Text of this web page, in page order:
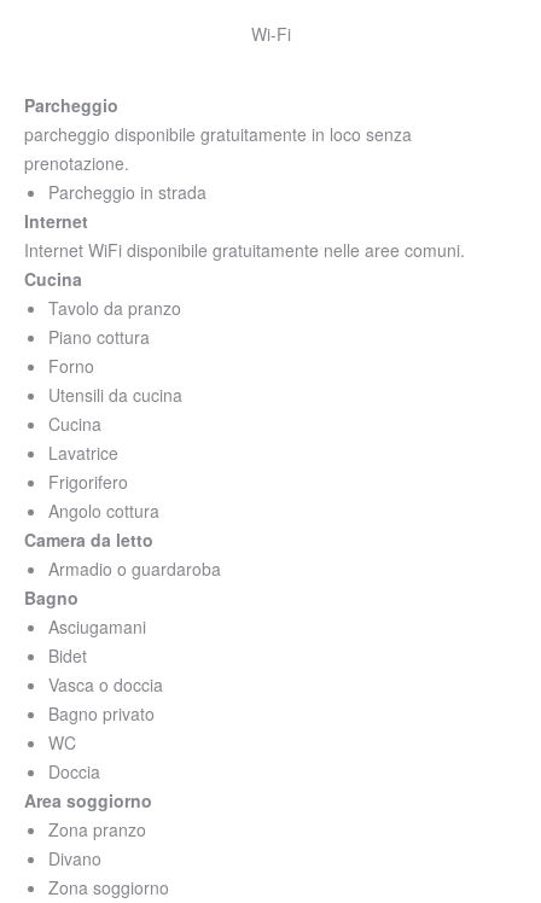
Wi-Fi
Parcheggio
parcheggio disponibile gratuitamente in loco senza
prenotazione.
Parcheggio in strada
Internet
Internet WiFi disponibile gratuitamente nelle aree comuni.
Cucina
Tavolo da pranzo
Piano cottura
Forno
Utensili da cucina
Cucina
Lavatrice
Frigorifero
Angolo cottura
Camera da letto
Armadio o guardaroba
Bagno
Asciugamani
Bidet
Vasca o doccia
Bagno privato
WC
Doccia
Area soggiorno
Zona pranzo
Divano
Zona soggiorno